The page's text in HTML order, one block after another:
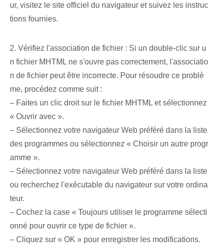
ur, visitez le site officiel du navigateur et suivez les instruc
tions fournies.
2. Vérifiez l'association de fichier : Si un double-clic sur u
n fichier MHTML ne s'ouvre pas correctement, l'associatio
n de fichier peut être incorrecte. Pour résoudre ce problè
me, procédez comme suit :
– Faites un clic droit sur le fichier MHTML et sélectionnez
« Ouvrir avec ».
– Sélectionnez votre navigateur Web préféré dans la liste
des programmes ou sélectionnez « Choisir un autre progr
amme ».
– Sélectionnez votre navigateur Web préféré dans la liste
ou recherchez l'exécutable du navigateur sur votre ordina
teur.
– Cochez la case « Toujours utiliser le programme sélecti
onné pour ouvrir ce type de fichier ».
– Cliquez sur « OK » pour enregistrer les modifications.